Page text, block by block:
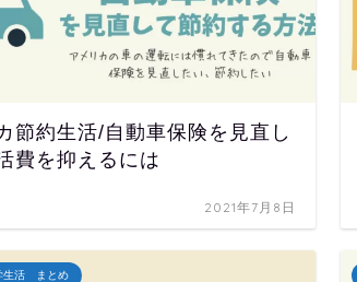
節約生活/自動車保険を見直し
費を抑えるには
2021年7月8日
生活 まとめ